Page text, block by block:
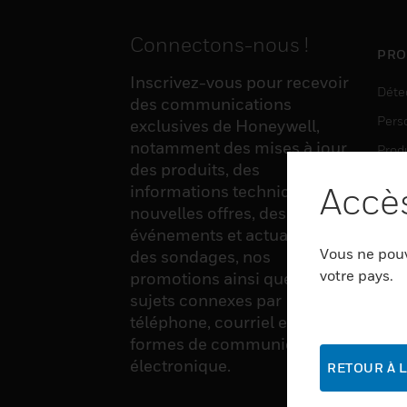
Connectons-nous !
Inscrivez-vous pour recevoir
des communications
exclusives de Honeywell,
notamment des mises à jour
des produits, des
informations techniques, de
nouvelles offres, des
événements et actualités,
des sondages, nos
promotions ainsi que divers
sujets connexes par
téléphone, courriel et autres
formes de communication
électronique.
Vous ne
votre pays.
RETOUR À